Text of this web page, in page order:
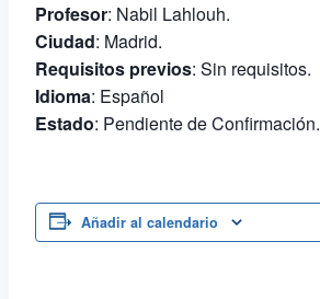
Profesor: Nabil Lahlouh.
Ciudad: Madrid.
Requisitos previos: Sin requisitos.
Idioma: Español
Estado: Pendiente de Confirmación.
Añadir al calendario